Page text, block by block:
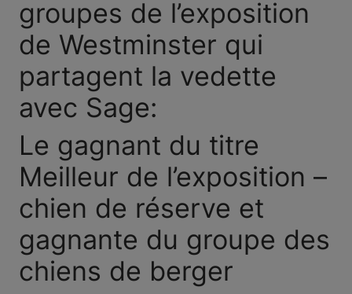
groupes de l’exposition
de Westminster qui
partagent la vedette
avec Sage:
Le gagnant du titre
Meilleur de l’exposition –
chien de réserve et
gagnante du groupe des
chiens de berger